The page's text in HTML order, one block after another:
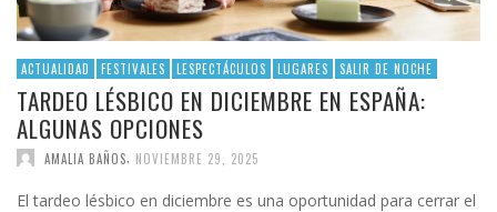
ACTUALIDAD FESTIVALES LESPECTÁCULOS LUGARES SALIR DE NOCHE
TARDEO LÉSBICO EN DICIEMBRE EN ESPAÑA:
ALGUNAS OPCIONES
AMALIA BAÑOS NOVIEMBRE 29, 2025
El tardeo lésbico en diciembre es una oportunidad para cerrar el